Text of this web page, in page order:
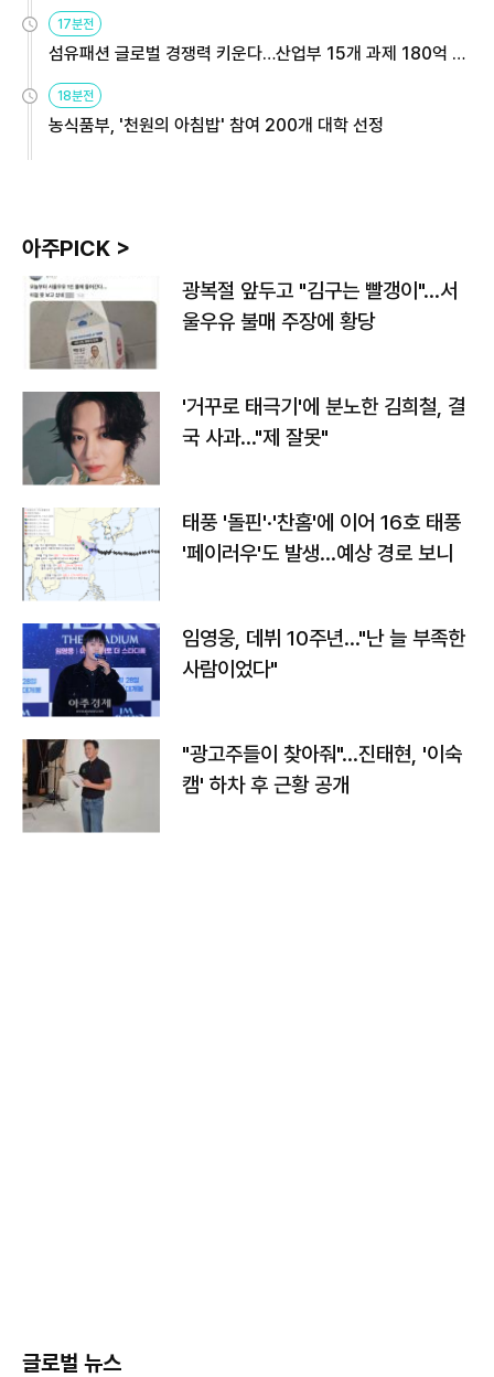
17분전
섬유패션 글로벌 경쟁력 키운다…산업부 15개 과제 180억 지
18분전
농식품부, '천원의 아침밥' 참여 200개 대학 선정
아주PICK >
광복절 앞두고 "김구는 빨갱이"…서
울우유 불매 주장에 황당
'거꾸로 태극기'에 분노한 김희철, 결
국 사과…"제 잘못"
태풍 '돌핀'·'찬홈'에 이어 16호 태풍
'페이러우'도 발생…예상 경로 보니
임영웅, 데뷔 10주년…"난 늘 부족한
사람이었다"
"광고주들이 찾아줘"…진태현, '이숙
캠' 하차 후 근황 공개
글로벌 뉴스